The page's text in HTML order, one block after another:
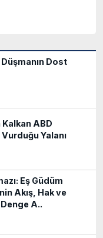
Dost
ABD
Vurduğu Yalanı
Eş Güdüm
Akış, Hak ve
A..